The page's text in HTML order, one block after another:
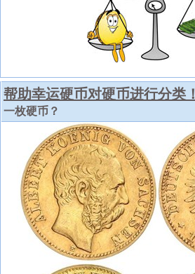
帮助幸运硬币对硬币进行分类！
一枚硬币？